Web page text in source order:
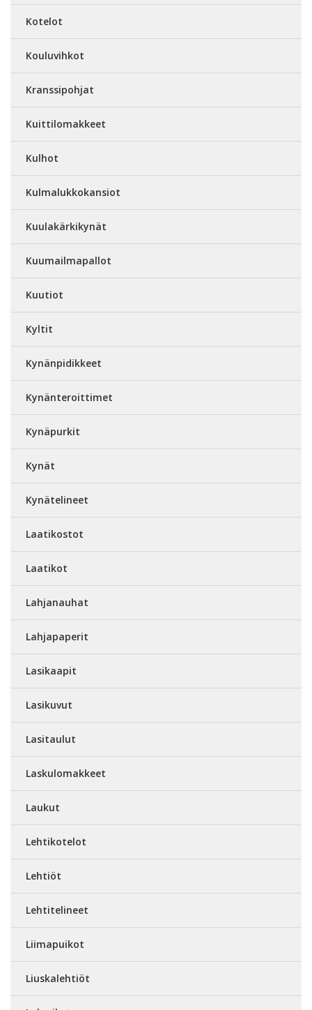
Kotelot
Kouluvihkot
Kranssipohjat
Kuittilomakkeet
Kulhot
Kulmalukkokansiot
Kuulakärkikynät
Kuumailmapallot
Kuutiot
Kyltit
Kynänpidikkeet
Kynänteroittimet
Kynäpurkit
Kynät
Kynätelineet
Laatikostot
Laatikot
Lahjanauhat
Lahjapaperit
Lasikaapit
Lasikuvut
Lasitaulut
Laskulomakkeet
Laukut
Lehtikotelot
Lehtiöt
Lehtitelineet
Liimapuikot
Liuskalehtiöt